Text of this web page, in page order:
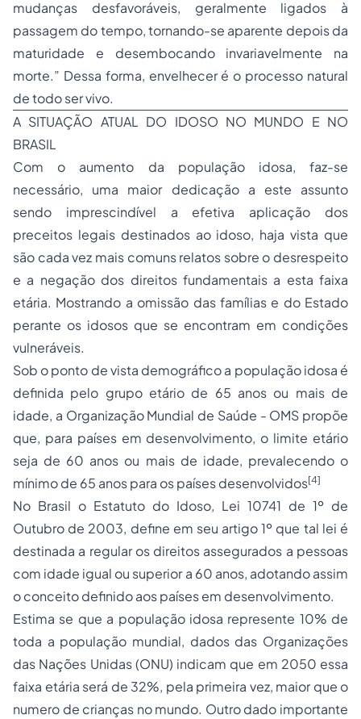
mudanças desfavoráveis, geralmente ligados à
passagem do tempo, tornando-se aparente depois da
maturidade e desembocando invariavelmente na
morte.” Dessa forma, envelhecer é o processo natural
de todo ser vivo.
A SITUAÇÃO ATUAL DO IDOSO NO MUNDO E NO
BRASIL
Com o aumento da população idosa, faz-se
necessário, uma maior dedicação a este assunto
sendo imprescindível a efetiva aplicação dos
preceitos legais destinados ao idoso, haja vista que
são cada vez mais comuns relatos sobre o desrespeito
e a negação dos direitos fundamentais a esta faixa
etária. Mostrando a omissão das famílias e do Estado
perante os idosos que se encontram em condições
vulneráveis.
Sob o ponto de vista demográfico a população idosa é
definida pelo grupo etário de 65 anos ou mais de
idade, a Organização Mundial de Saúde - OMS propõe
que, para países em desenvolvimento, o limite etário
seja de 60 anos ou mais de idade, prevalecendo o
mínimo de 65 anos para os países desenvolvidos[4]
No Brasil o Estatuto do Idoso, Lei 10741 de 1º de
Outubro de 2003, define em seu artigo 1º que tal lei é
destinada a regular os direitos assegurados a pessoas
com idade igual ou superior a 60 anos, adotando assim
o conceito definido aos países em desenvolvimento.
Estima se que a população idosa represente 10% de
toda a população mundial, dados das Organizações
das Nações Unidas (ONU) indicam que em 2050 essa
faixa etária será de 32%, pela primeira vez, maior que o
numero de crianças no mundo. Outro dado importante